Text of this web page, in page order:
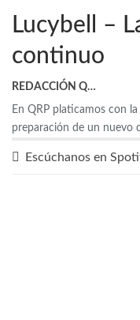
Lucybell –
continuo
REDACCIÓN QRP
En QRP platicamos con
preparación de un nuevo
Escúchanos en